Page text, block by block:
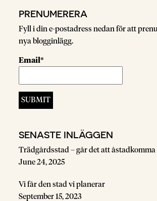
PRENUMERERA
Fyll i din e-postadress nedan för att
nya blogginlägg.
Email*
SENASTE INLÄGGEN
Trädgårdsstad – går det att åstadkomma
June 24, 2025
Vi får den stad vi planerar
September 15, 2023